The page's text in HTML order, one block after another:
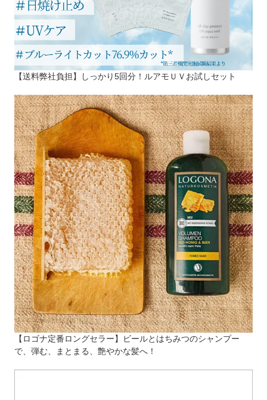
【送料弊社負担】しっかり5回分！ルアモＵＶお試しセット
【ロゴナ定番ロングセラー】ビールとはちみつのシャンプー
で、弾む、まとまる、艶やかな髪へ！